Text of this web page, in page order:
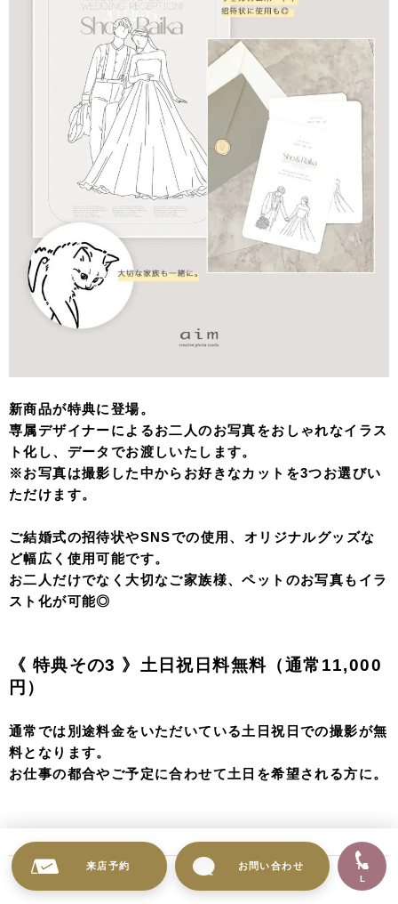
新商品が特典に登場。
専属デザイナーによるお二人のお写真をおしゃれなイラス
ト化し、データでお渡しいたします。
※お写真は撮影した中からお好きなカットを3つお選びい
ただけます。
ご結婚式の招待状やSNSでの使用、オリジナルグッズな
ど幅広く使用可能です。
お二人だけでなく大切なご家族様、ペットのお写真もイラ
スト化が可能◎
《 特典その3 》土日祝日料無料（通常11,000
円）
通常では別途料金をいただいている土日祝日での撮影が無
料となります。
お仕事の都合やご予定に合わせて土日を希望される方に。
来店予約 お問い合わせ
TE
L